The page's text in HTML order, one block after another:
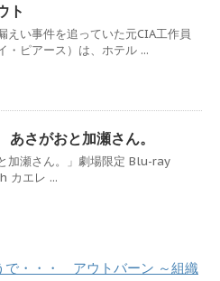
ト
えい事件を追っていた元CIA工作員
・ピアース）は、ホテル ...
さがおと加瀬さん。
加瀬さん。」劇場限定 Blu-ray
カエレ ...
で・・・ アウトバーン ～組織